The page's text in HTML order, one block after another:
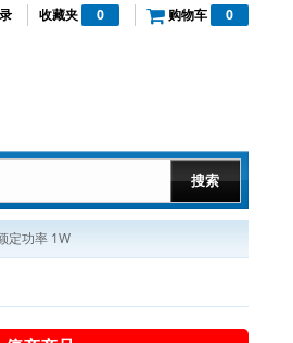
收藏夹 0 购物车 0
定功率 1W